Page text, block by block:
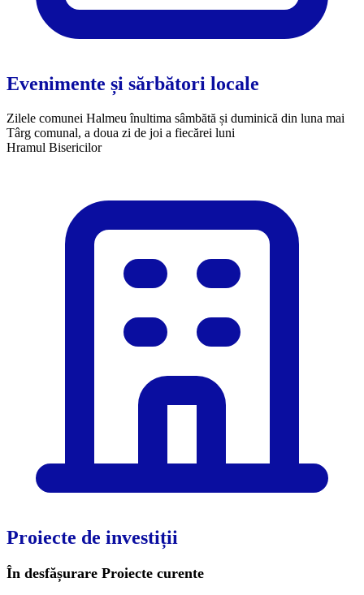
Evenimente și sărbători locale
Zilele comunei Halmeu înultima sâmbătă și duminică din luna mai
Târg comunal, a doua zi de joi a fiecărei luni
Hramul Bisericilor
Proiecte de investiții
În desfășurare Proiecte curente